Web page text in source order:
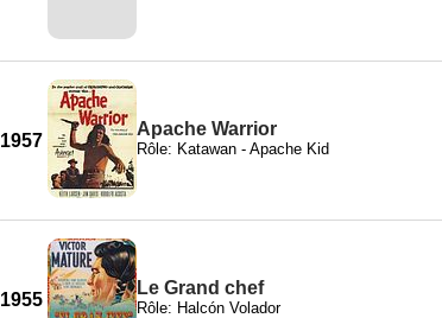
1957
Apache Warrior
Rôle: Katawan - Apache Kid
1955
Le Grand chef
Rôle: Halcón Volador